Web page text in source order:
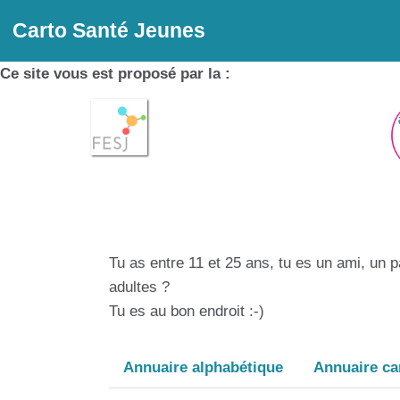
Carto Santé Jeunes
Ce site vous est proposé par la :
Tu as entre 11 et 25 ans, tu es un ami, un
adultes ?
Tu es au bon endroit :-)
Annuaire alphabétique Annuaire